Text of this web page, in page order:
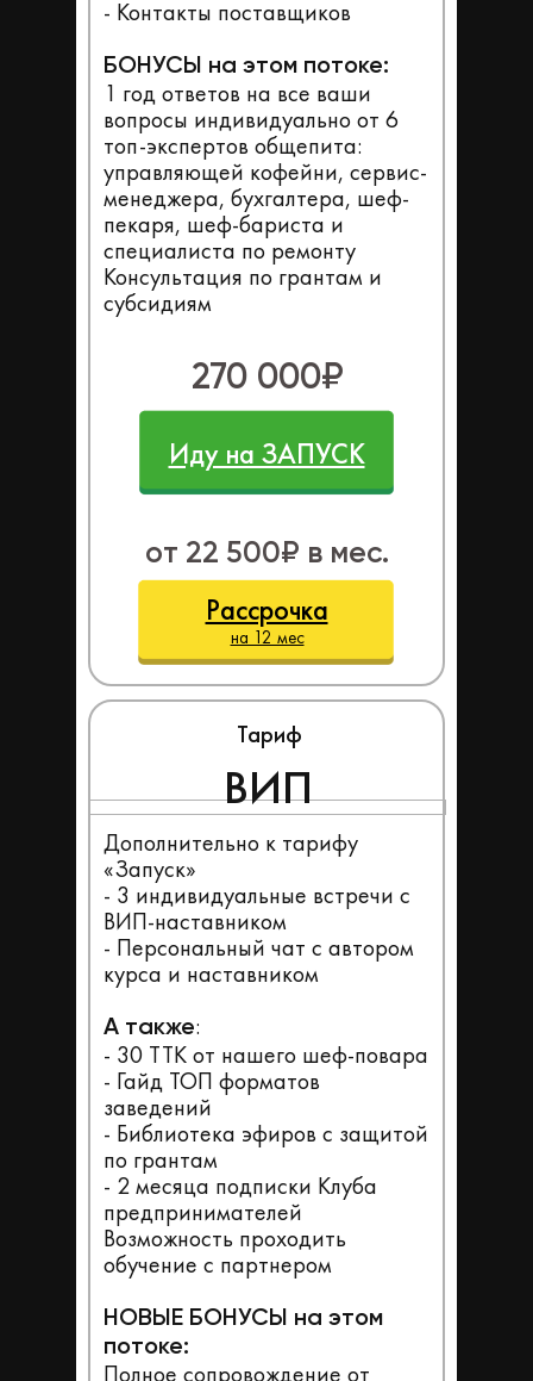
- Контакты поставщиков
БОНУСЫ на этом потоке:
1 год ответов на все ваши
вопросы индивидуально от 6
топ-экспертов общепита:
управляющей кофейни, сервис-
менеджера, бухгалтера, шеф-
пекаря, шеф-бариста и
специалиста по ремонту
Консультация по грантам и
субсидиям
Тариф
ВИП
Дополнительно к тарифу
«Запуск»
- 3 индивидуальные встречи с
ВИП-наставником
- Персональный чат с автором
курса и наставником
А также:
- 30 ТТК от нашего шеф-повара
- Гайд ТОП форматов
заведений
- Библиотека эфиров с защитой
по грантам
- 2 месяца подписки Клуба
предпринимателей
Возможность проходить
обучение с партнером
НОВЫЕ БОНУСЫ на этом
потоке:
Полное сопровождение от
от 22 500₽ в мес.
Иду на ЗАПУСК
270 000₽
Рассрочка
на 12 мес